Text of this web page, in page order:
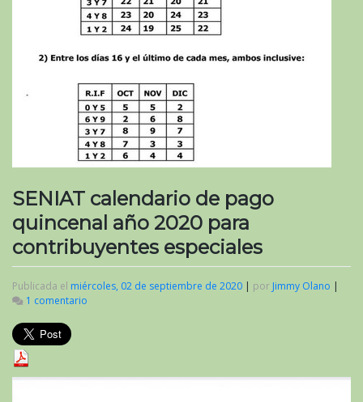
SENIAT calendario de pago
quincenal año 2020 para
contribuyentes especiales
Publicada el miércoles, 02 de septiembre de 2020 | por Jimmy Olano |
1 comentario